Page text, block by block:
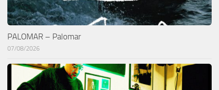
PALOMAR – Palomar
07/08/2026